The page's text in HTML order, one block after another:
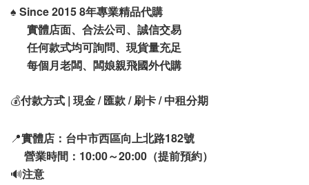
♠️ Since 2015 8年專業精品代購
實體店面、合法公司、誠信交易
任何款式均可詢問、現貨量充足
每個月老闆、闆娘親飛國外代購
💰付款方式 | 現金 / 匯款 / 刷卡 / 中租分期
📍實體店：台中市西區向上北路182號
營業時間：10:00～20:00（提前預約）
🔊注意